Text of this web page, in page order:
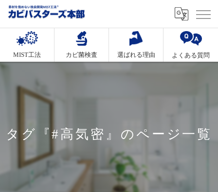
MIST工法 カビ菌検査 選ばれる理由 よくある質問
タグ『#高気密』のページ一覧